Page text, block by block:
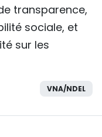
transparence,
sociale, et
sur les
VNA/NDEL